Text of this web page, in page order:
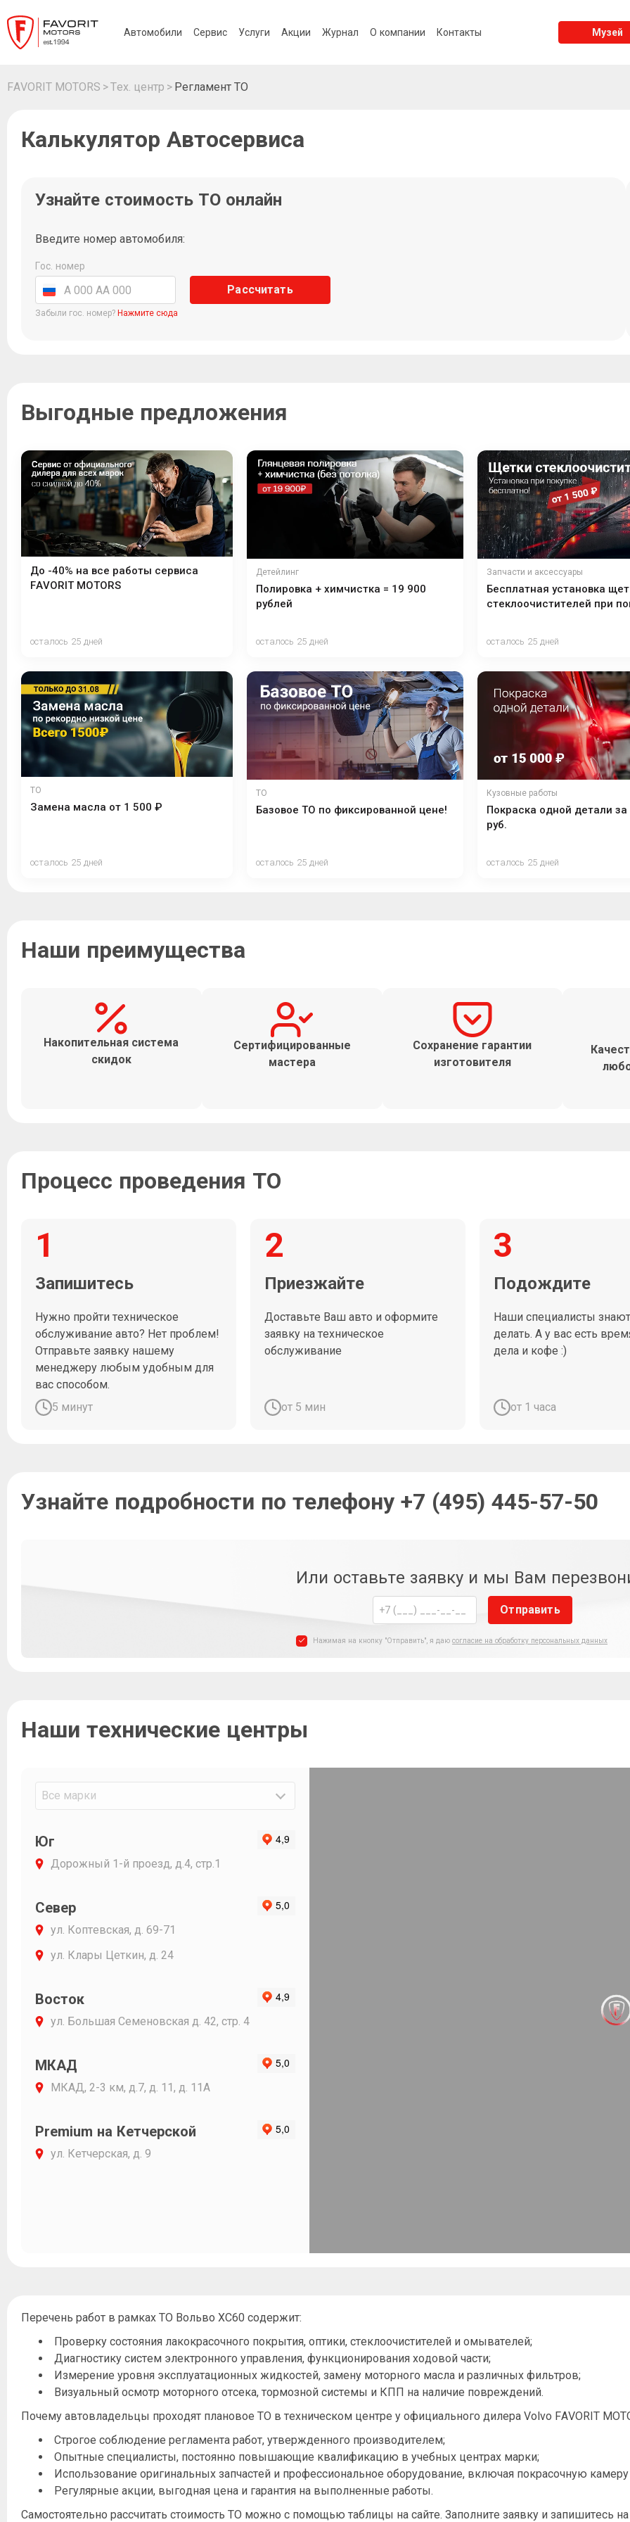
Автомобили Сервис Услуги Акции Журнал О компании Контакты Музей
FAVORIT MOTORS Тех. центр Регламент ТО
Калькулятор Автосервиса
Узнайте стоимость ТО онлайн
Введите номер автомобиля:
Гос. номер
Забыли гос. номер? Нажмите сюда
Рассчитать
Выгодные предложения
До -40% на все работы сервиса
FAVORIT MOTORS
осталось 25 дней
Детейлинг
Полировка + химчистка = 19 900
рублей
осталось 25 дней
Запчасти и аксессуары
Бесплатная установка
стеклоочистителей при
осталось 25 дней
ТО
Замена масла от 1 500 ₽
осталось 25 дней
ТО
Базовое ТО по фиксированной цене!
осталось 25 дней
Кузовные работы
Покраска одной детали за
руб.
осталось 25 дней
Наши преимущества
Накопительная система
скидок
Сертифицированные
мастера
Сохранение гарантии
изготовителя
Процесс проведения ТО
1
Запишитесь
Нужно пройти техническое
обслуживание авто? Нет проблем!
Отправьте заявку нашему
менеджеру любым удобным для
вас способом.
5 минут
2
Приезжайте
Доставьте Ваш авто и оформите
заявку на техническое
обслуживание
от 5 мин
3
Подождите
Наши специалисты
делать. А у вас есть
дела и кофе :)
от 1 часа
Узнайте подробности по телефону +7 (495) 445-57-50
Или оставьте заявку и мы Вам
Отправить
Нажимая на кнопку "Отправить", я даю согласие на обработку персональных данных
Наши технические центры
Все марки
Юг
Дорожный 1-й проезд, д.4, стр.1
Север
ул. Коптевская, д. 69-71
ул. Клары Цеткин, д. 24
Восток
ул. Большая Семеновская д. 42, стр. 4
МКАД
МКАД, 2-3 км, д.7, д. 11, д. 11А
Premium на Кетчерской
ул. Кетчерская, д. 9
Перечень работ в рамках ТО Вольво ХС60 содержит:
Проверку состояния лакокрасочного покрытия, оптики, стеклоочистителей и омывателей;
Диагностику систем электронного управления, функционирования ходовой части;
Измерение уровня эксплуатационных жидкостей, замену моторного масла и различных фильтров;
Визуальный осмотр моторного отсека, тормозной системы и КПП на наличие повреждений.
Почему автовладельцы проходят плановое ТО в техническом центре у официального дилера Volvo FAVORIT
Строгое соблюдение регламента работ, утвержденного производителем;
Опытные специалисты, постоянно повышающие квалификацию в учебных центрах марки;
Использование оригинальных запчастей и профессиональное оборудование, включая покрасочную
Регулярные акции, выгодная цена и гарантия на выполненные работы.
Самостоятельно рассчитать стоимость ТО можно с помощью таблицы на сайте. Заполните заявку и запишитесь